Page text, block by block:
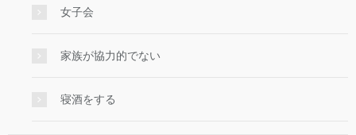
女子会
家族が協力的でない
寝酒をする